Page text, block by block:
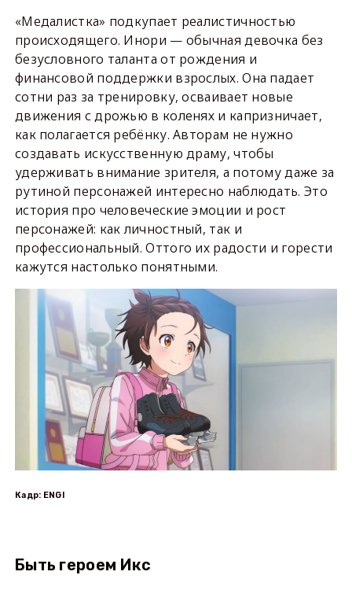
«Медалистка» подкупает реалистичностью
происходящего. Инори — обычная девочка без
безусловного таланта от рождения и
финансовой поддержки взрослых. Она падает
сотни раз за тренировку, осваивает новые
движения с дрожью в коленях и капризничает,
как полагается ребёнку. Авторам не нужно
создавать искусственную драму, чтобы
удерживать внимание зрителя, а потому даже за
рутиной персонажей интересно наблюдать. Это
история про человеческие эмоции и рост
персонажей: как личностный, так и
профессиональный. Оттого их радости и горести
кажутся настолько понятными.
Кадр: ENGI
Быть героем Икс